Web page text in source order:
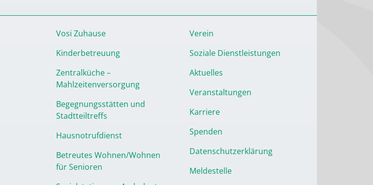
Vosi Zuhause
Kinderbetreuung
Zentralküche –
Mahlzeitenversorgung
Begegnungsstätten und
Stadtteiltreffs
Hausnotrufdienst
Betreutes Wohnen/Wohnen
für Senioren
Verein
Soziale Dienstleistungen
Aktuelles
Veranstaltungen
Karriere
Spenden
Datenschutzerklärung
Meldestelle